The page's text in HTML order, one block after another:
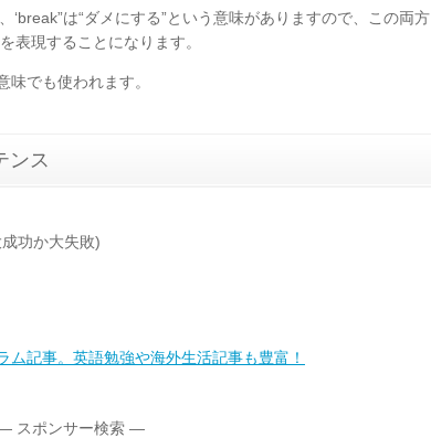
‘break”は“ダメにする”という意味がありますので、この両方
表現することになります。
味でも使われます。
ンス
功か大失敗)
ム記事。英語勉強や海外生活記事も豊富！
スポンサー検索 ―